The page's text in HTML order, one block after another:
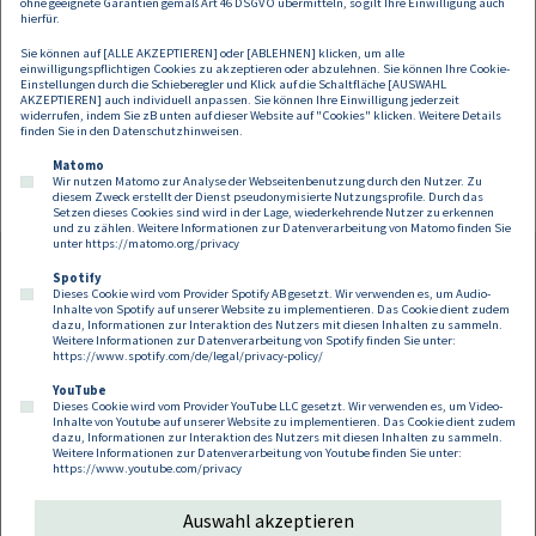
Die Vorträge starten um 18:00 Uhr
Sie wollen an dieser Veranstaltung teilnehmen, dann schreiben Sie
bitte bis spätestens 30. Oktober 2023 ein E-Mail an
carina.janka@dorda.at.
Footer
Kontakt Datenschutz
Impressum
Compliance
Cookies
hierfür.
Sie können auf [ALLE AKZEPTIEREN] oder [ABLEHNEN] klicken, um alle
einwilligungspflichtigen Cookies zu akzeptieren oder abzulehnen. Sie können Ihre Cookie-
Einstellungen durch die Schieberegler und Klick auf die Schaltfläche [AUSWAHL
AKZEPTIEREN] auch individuell anpassen. Sie können Ihre Einwilligung jederzeit
widerrufen, indem Sie zB unten auf dieser Website auf "Cookies" klicken. Weitere Details
finden Sie in den Datenschutzhinweisen.
Matomo
Wir nutzen Matomo zur Analyse der Webseitenbenutzung durch den Nutzer. Zu
diesem Zweck erstellt der Dienst pseudonymisierte Nutzungsprofile. Durch das
Setzen dieses Cookies sind wird in der Lage, wiederkehrende Nutzer zu erkennen
und zu zählen. Weitere Informationen zur Datenverarbeitung von Matomo finden Sie
unter https://matomo.org/privacy
Spotify
Dieses Cookie wird vom Provider Spotify AB gesetzt. Wir verwenden es, um Audio-
Inhalte von Spotify auf unserer Website zu implementieren. Das Cookie dient zudem
dazu, Informationen zur Interaktion des Nutzers mit diesen Inhalten zu sammeln.
Weitere Informationen zur Datenverarbeitung von Spotify finden Sie unter:
https://www.spotify.com/de/legal/privacy-policy/
YouTube
Dieses Cookie wird vom Provider YouTube LLC gesetzt. Wir verwenden es, um Video-
Inhalte von Youtube auf unserer Website zu implementieren. Das Cookie dient zudem
dazu, Informationen zur Interaktion des Nutzers mit diesen Inhalten zu sammeln.
Weitere Informationen zur Datenverarbeitung von Youtube finden Sie unter:
https://www.youtube.com/privacy
Auswahl akzeptieren
Follow us on: